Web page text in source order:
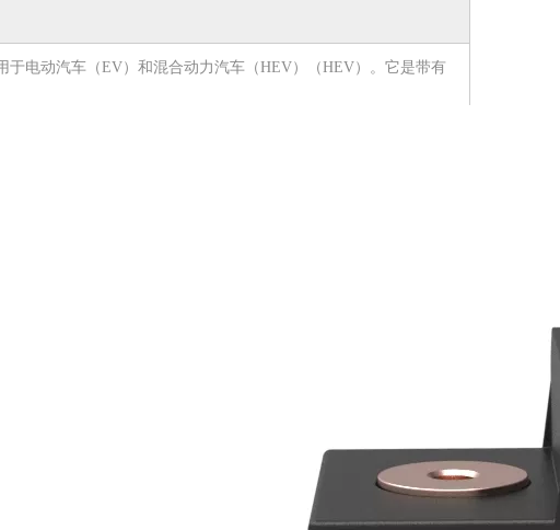
电动汽车（EV）和混合动力汽车（HEV）（HEV）。它是带有